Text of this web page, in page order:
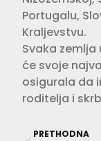
Portugalu,
Kraljevstvu.
Svaka
će svoje
osigurala da
roditelja i
PRETHODNA